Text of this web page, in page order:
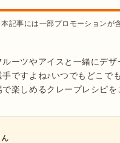
記事には一部プロモーションが
ーツやアイスと一緒にデ
ですよね♪いつでもどこで
楽しめるクレープレシピを